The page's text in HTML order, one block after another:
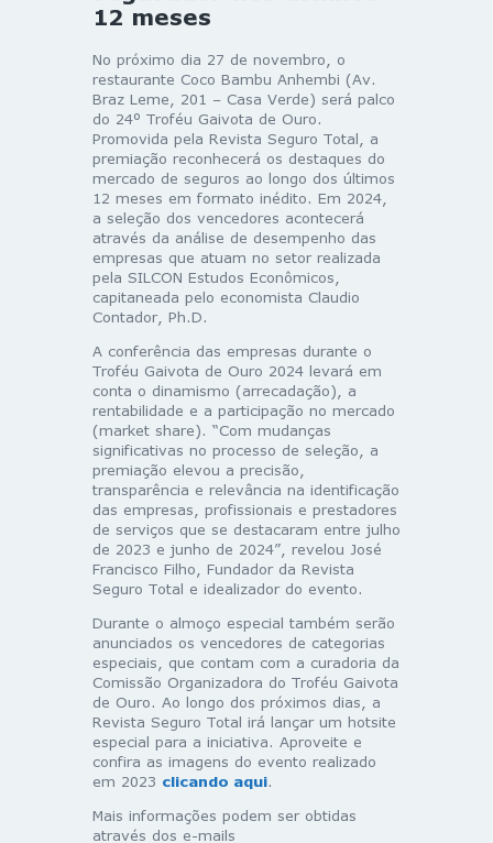
12 meses
No próximo dia 27 de novembro, o
restaurante Coco Bambu Anhembi (Av.
Braz Leme, 201 – Casa Verde) será palco
do 24º Troféu Gaivota de Ouro.
Promovida pela Revista Seguro Total, a
premiação reconhecerá os destaques do
mercado de seguros ao longo dos últimos
12 meses em formato inédito. Em 2024,
a seleção dos vencedores acontecerá
através da análise de desempenho das
empresas que atuam no setor realizada
pela SILCON Estudos Econômicos,
capitaneada pelo economista Claudio
Contador, Ph.D.
A conferência das empresas durante o
Troféu Gaivota de Ouro 2024 levará em
conta o dinamismo (arrecadação), a
rentabilidade e a participação no mercado
(market share). “Com mudanças
significativas no processo de seleção, a
premiação elevou a precisão,
transparência e relevância na identificação
das empresas, profissionais e prestadores
de serviços que se destacaram entre julho
de 2023 e junho de 2024”, revelou José
Francisco Filho, Fundador da Revista
Seguro Total e idealizador do evento.
Durante o almoço especial também serão
anunciados os vencedores de categorias
especiais, que contam com a curadoria da
Comissão Organizadora do Troféu Gaivota
de Ouro. Ao longo dos próximos dias, a
Revista Seguro Total irá lançar um hotsite
especial para a iniciativa. Aproveite e
confira as imagens do evento realizado
em 2023 clicando aqui.
Mais informações podem ser obtidas
através dos e-mails